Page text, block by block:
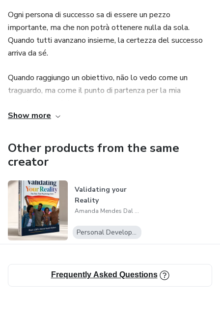
Ogni persona di successo sa di essere un pezzo
importante, ma che non potrà ottenere nulla da sola.
Quando tutti avanzano insieme, la certezza del successo
arriva da sé.
Quando raggiungo un obiettivo, não lo vedo come un
traguardo, ma come il punto di partenza per la mia
Show more
Other products from the same
creator
Validating your
Reality
Amanda Mendes Dal Buono
Personal Development
Frequently Asked Questions